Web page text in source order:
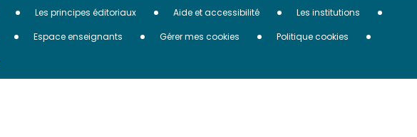
Les principes éditoriaux Aide et accessibilité
Les institutions
Espace enseignants Gérer mes cookies
Politique cookies